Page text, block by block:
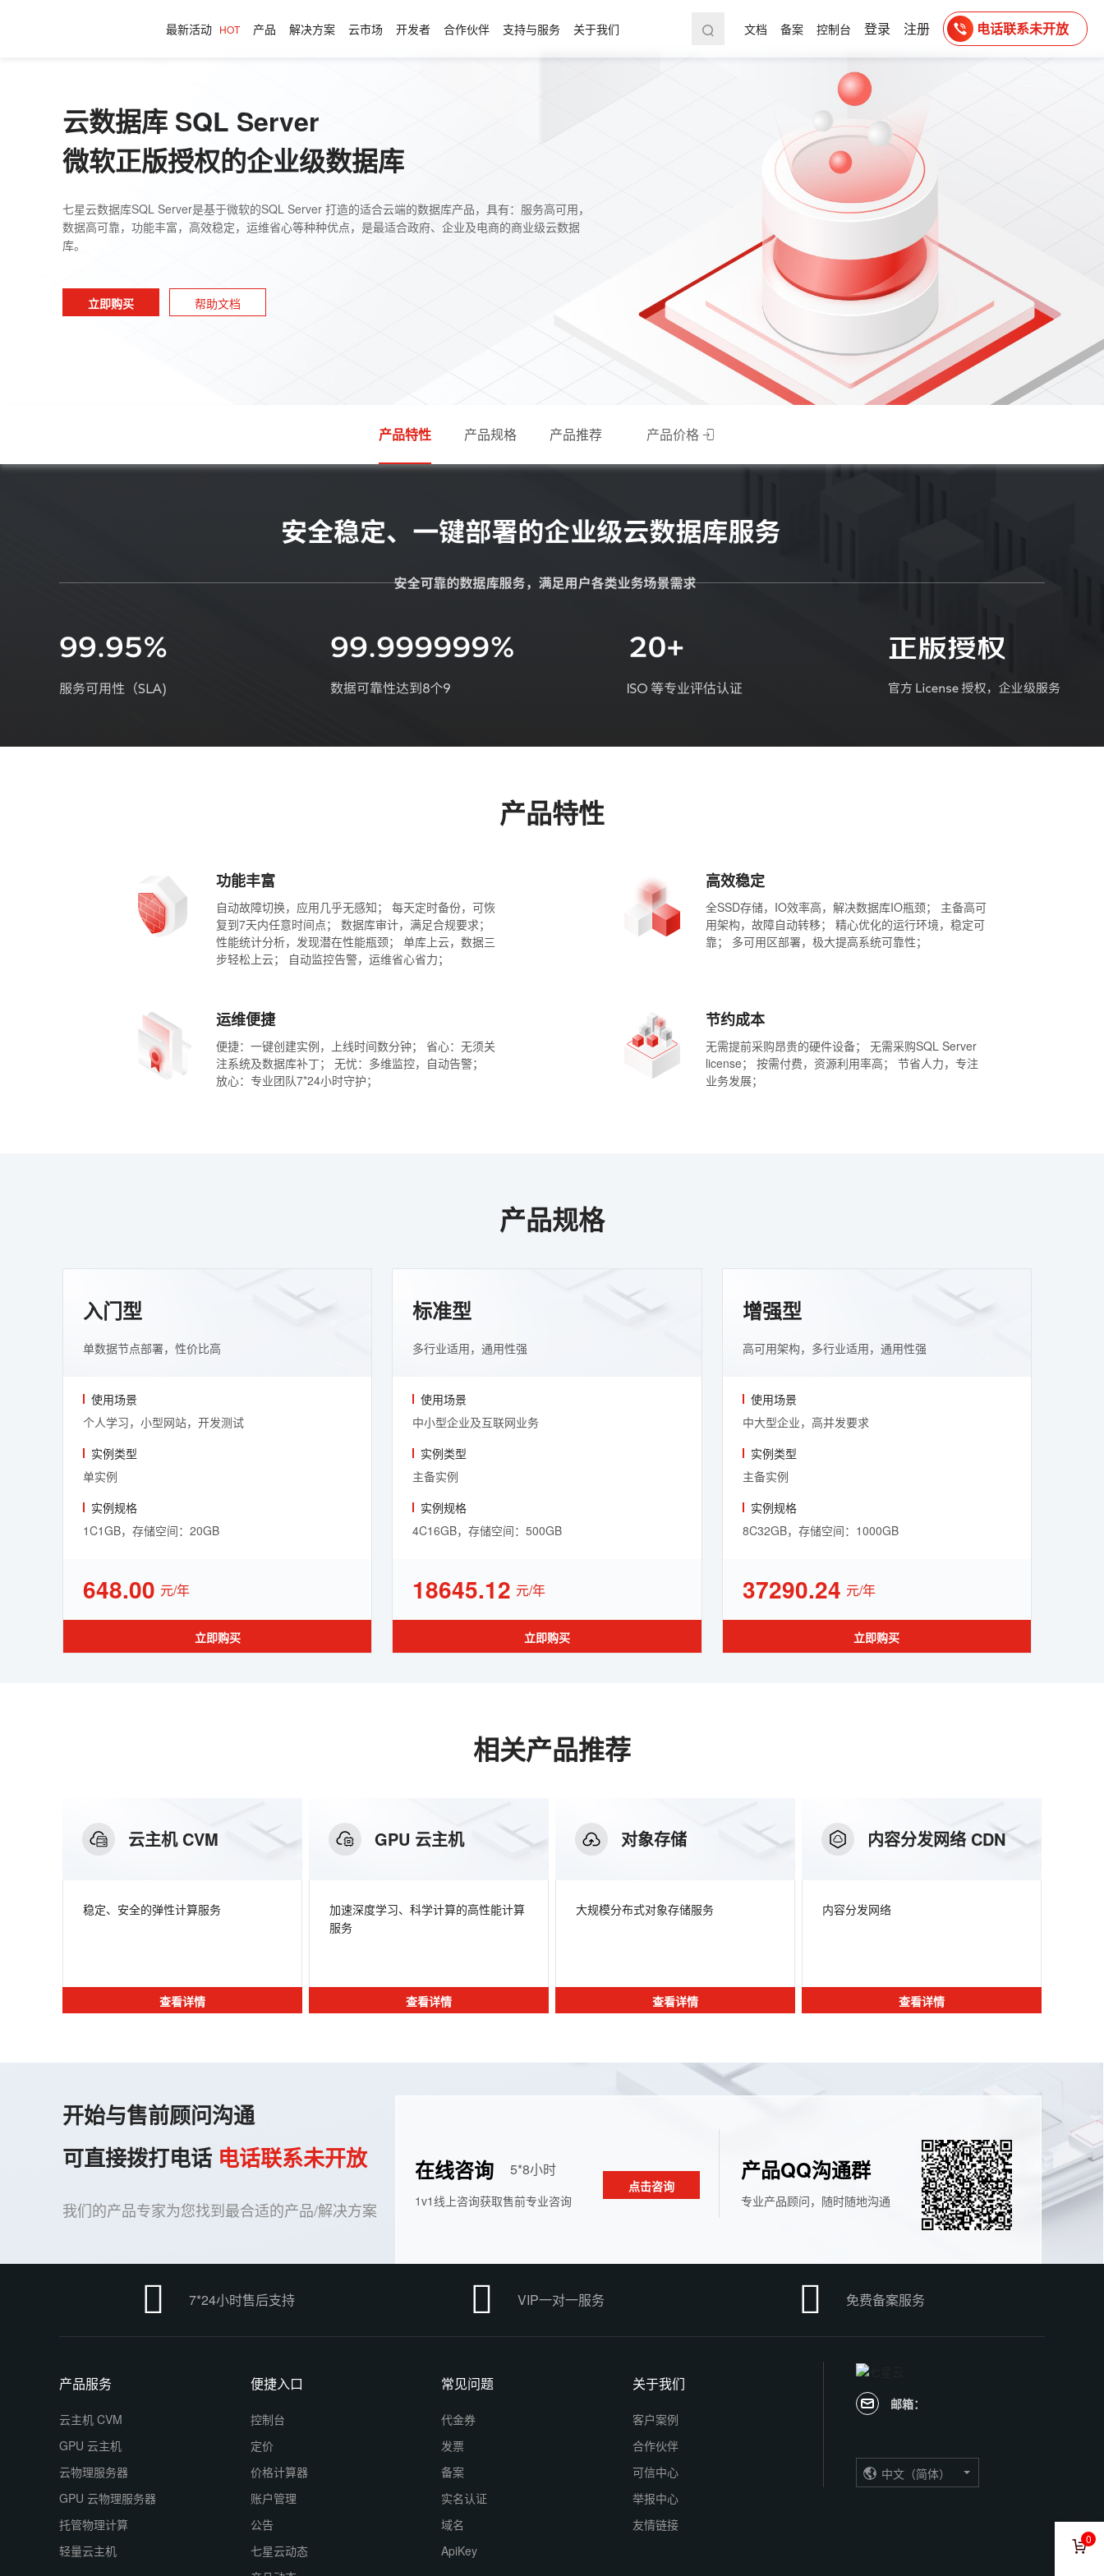
最新活动 HOT 产品 解决方案 云市场 开发者 合作伙伴 支持与服务 关于我们 文档 备案 控制台 登录 注册 电话联系未开放
云数据库 SQL Server
微软正版授权的企业级数据库
七星云数据库SQL Server是基于微软的SQL Server 打造的适合云端的数据库产品，具有：服务高可用，
数据高可靠，功能丰富，高效稳定，运维省心等种种优点，是最适合政府、企业及电商的商业级云数据
库。
立即购买 帮助文档
产品特性 产品规格 产品推荐 产品价格
产品特性
功能丰富
自动故障切换，应用几乎无感知； 每天定时备份，可恢
复到7天内任意时间点； 数据库审计，满足合规要求；
性能统计分析，发现潜在性能瓶颈； 单库上云，数据三
步轻松上云； 自动监控告警，运维省心省力；
高效稳定
全SSD存储，IO效率高，解决数据库IO瓶颈； 主备高可
用架构，故障自动转移； 精心优化的运行环境，稳定可
靠； 多可用区部署，极大提高系统可靠性；
运维便捷
便捷：一键创建实例，上线时间数分钟； 省心：无须关
注系统及数据库补丁； 无忧：多维监控，自动告警；
放心：专业团队7*24小时守护；
节约成本
无需提前采购昂贵的硬件设备； 无需采购SQL Server
license； 按需付费，资源利用率高； 节省人力，专注
业务发展；
产品规格
入门型
单数据节点部署，性价比高
使用场景
个人学习，小型网站，开发测试
实例类型
单实例
实例规格
1C1GB，存储空间：20GB
648.00 元/年
立即购买
标准型
多行业适用，通用性强
使用场景
中小型企业及互联网业务
实例类型
主备实例
实例规格
4C16GB，存储空间：500GB
18645.12 元/年
立即购买
增强型
高可用架构，多行业适用，通用性强
使用场景
中大型企业，高并发要求
实例类型
主备实例
实例规格
8C32GB，存储空间：1000GB
37290.24 元/年
立即购买
相关产品推荐
云主机 CVM
稳定、安全的弹性计算服务
查看详情
GPU 云主机
加速深度学习、科学计算的高性能计算
服务
查看详情
对象存储
大规模分布式对象存储服务
查看详情
内容分发网络 CDN
内容分发网络
查看详情
开始与售前顾问沟通
可直接拨打电话 电话联系未开放
我们的产品专家为您找到最合适的产品/解决⽅案
在线咨询 5*8⼩时
1v1线上咨询获取售前专业咨询
点击咨询
产品QQ沟通群
专业产品顾问，随时随地沟通
 7*24小时售后支持  VIP一对一服务  免费备案服务
产品服务
云主机 CVM
GPU 云主机
云物理服务器
GPU 云物理服务器
托管物理计算
轻量云主机
便捷入口
控制台
定价
价格计算器
账户管理
公告
七星云动态
常见问题
代金券
发票
备案
实名认证
域名
ApiKey
关于我们
客户案例
合作伙伴
可信中心
举报中心
友情链接
邮箱：
中文（简体）
0